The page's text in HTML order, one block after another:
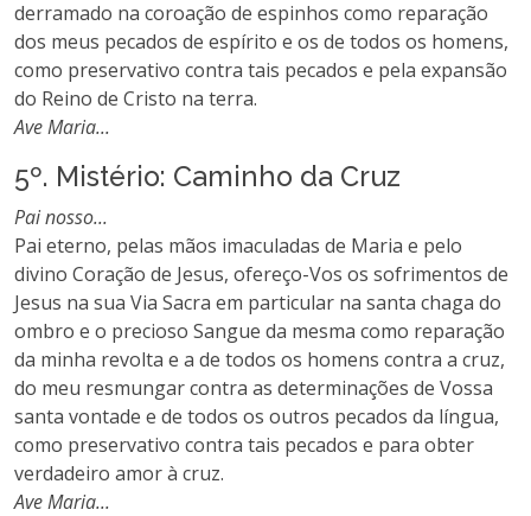
derramado na coroação de espinhos como reparação
dos meus pecados de espírito e os de todos os homens,
como preservativo contra tais pecados e pela expansão
do Reino de Cristo na terra.
Ave Maria...
5º. Mistério: Caminho da Cruz
Pai nosso...
Pai eterno, pelas mãos imaculadas de Maria e pelo
divino Coração de Jesus, ofereço-Vos os sofrimentos de
Jesus na sua Via Sacra em particular na santa chaga do
ombro e o precioso Sangue da mesma como reparação
da minha revolta e a de todos os homens contra a cruz,
do meu resmungar contra as determinações de Vossa
santa vontade e de todos os outros pecados da língua,
como preservativo contra tais pecados e para obter
verdadeiro amor à cruz.
Ave Maria...